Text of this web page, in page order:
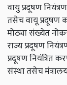
वायु प्रदूषण
तसेच वायू प्रदूषण
मोठ्या संख्येत
राज्य प्रदूषण
प्रदूषण नियंत्रित
संस्था तसेच